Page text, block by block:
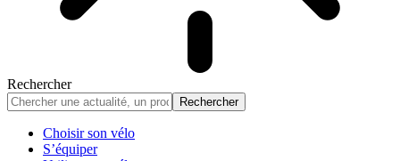
Rechercher
Choisir son vélo
S’équiper